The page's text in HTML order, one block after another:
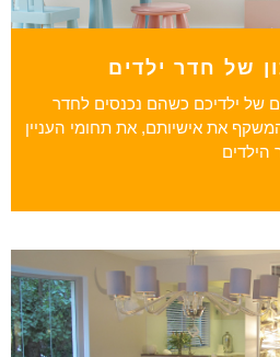
של ילדיכם כשהם נכנסים לחדר
את אישיותם, את תחומי העניין
הילדים